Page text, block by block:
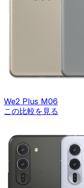
We2 Plus M06
この比較を見る